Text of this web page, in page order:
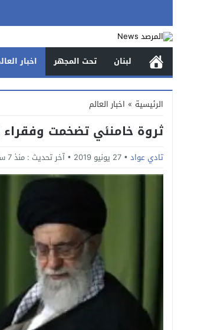
لبنان تحت المجهر اخبار
الرئيسية » اخبار العالم
ثروة خامنئي تضخمت وفقراء
تادي عواد 27 يونيو 2019 آخر تحديث : منذ 7 سنوات